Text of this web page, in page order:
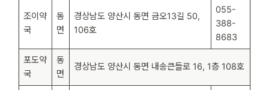
조이약
국
동
면
경상남도 양산시 동면 금오13길 50,
106호
055-
388-
8683
포도약
국
동
면
경상남도 양산시 동면 내송큰들로 16, 1층 108호